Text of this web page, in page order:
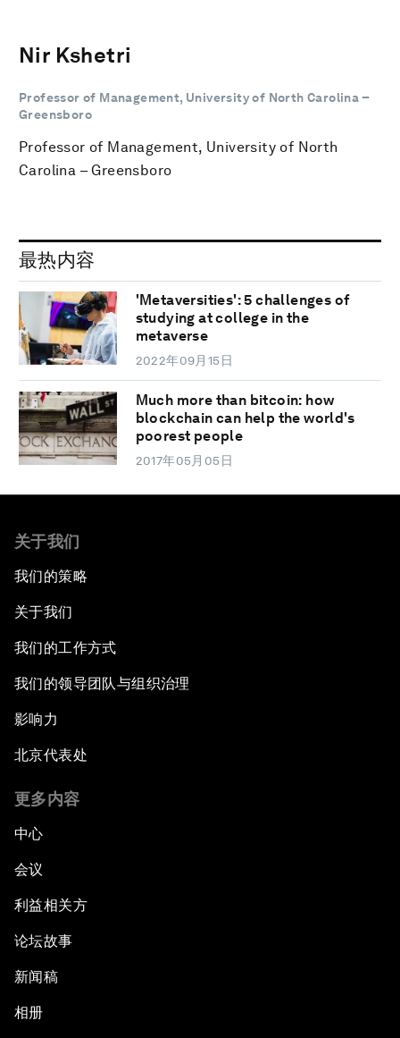
Nir Kshetri
Professor of Management, University of North Carolina –
Greensboro
Professor of Management, University of North
Carolina – Greensboro
最热内容
'Metaversities': 5 challenges of
studying at college in the
metaverse
2022年09月15日
Much more than bitcoin: how
blockchain can help the world's
poorest people
2017年05月05日
关于我们
我们的策略
关于我们
我们的工作方式
我们的领导团队与组织治理
影响力
北京代表处
更多内容
中心
会议
利益相关方
论坛故事
新闻稿
相册